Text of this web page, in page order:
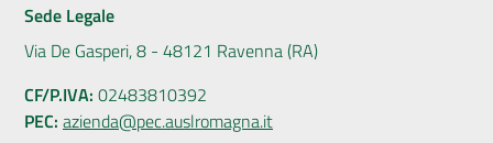
Sede Legale
Via De Gasperi, 8 - 48121 Ravenna (RA)
CF/P.IVA: 02483810392
PEC: azienda@pec.auslromagna.it